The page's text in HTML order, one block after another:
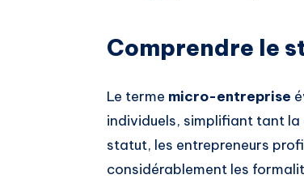
Comprendre le
Le terme micro-entreprise
individuels, simplifiant tant
statut, les entrepreneurs
considérablement les